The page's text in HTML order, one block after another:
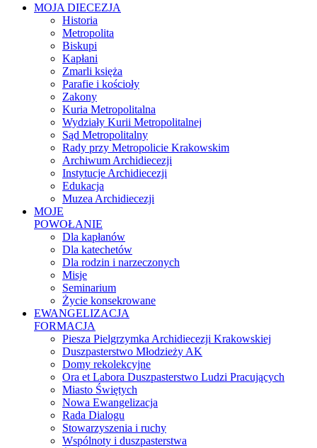
MOJA DIECEZJA
Historia
Metropolita
Biskupi
Kapłani
Zmarli księża
Parafie i kościoły
Zakony
Kuria Metropolitalna
Wydziały Kurii Metropolitalnej
Sąd Metropolitalny
Rady przy Metropolicie Krakowskim
Archiwum Archidiecezji
Instytucje Archidiecezji
Edukacja
Muzea Archidiecezji
MOJE
POWOŁANIE
Dla kapłanów
Dla katechetów
Dla rodzin i narzeczonych
Misje
Seminarium
Życie konsekrowane
EWANGELIZACJA
FORMACJA
Piesza Pielgrzymka Archidiecezji Krakowskiej
Duszpasterstwo Młodzieży AK
Domy rekolekcyjne
Ora et Labora Duszpasterstwo Ludzi Pracujących
Miasto Świętych
Nowa Ewangelizacja
Rada Dialogu
Stowarzyszenia i ruchy
Wspólnoty i duszpasterstwa